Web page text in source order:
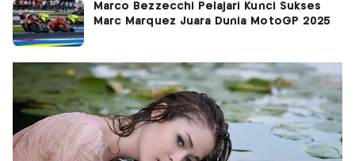
Marco Bezzecchi Pelajari Kunci Sukses
Marc Marquez Juara Dunia MotoGP 2025